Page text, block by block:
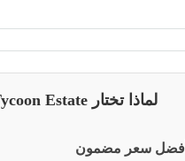
لماذا تختار Tycoon Estate؟
أفضل سعر مضمون